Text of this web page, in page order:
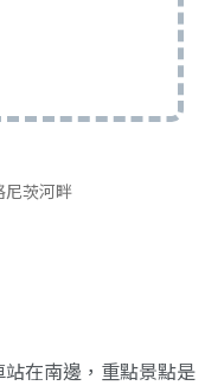
尼茨河畔
在南邊，重點景點是